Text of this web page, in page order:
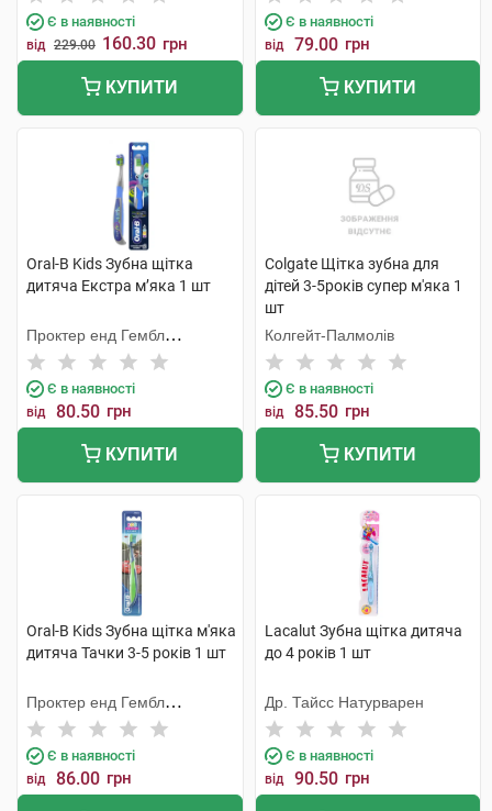
Є в наявності
від 229.00 160.30 грн
КУПИТИ
Є в наявності
від 79.00 грн
КУПИТИ
Oral-B Kids Зубна щітка
дитяча Екстра м’яка 1 шт
Проктер енд Гембл
Меньюфекчурінг
Є в наявності
від 80.50 грн
КУПИТИ
Colgate Щітка зубна для
дітей 3-5років супер м'яка 1
шт
Колгейт-Палмолів
Є в наявності
від 85.50 грн
КУПИТИ
Oral-B Kids Зубна щітка м'яка
дитяча Тачки 3-5 років 1 шт
Проктер енд Гембл
Меньюфекчурінг
Є в наявності
від 86.00 грн
Lacalut Зубна щітка дитяча
до 4 років 1 шт
Др. Тайсс Натурварен
Є в наявності
від 90.50 грн